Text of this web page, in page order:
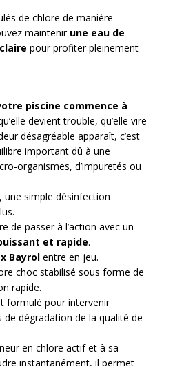
de chlore de manière
maintenir une eau de
pour profiter pleinement
piscine commence à
devient trouble, qu’elle vire
désagréable apparaît, c’est
important dû à une
organismes, d’impuretés ou
une simple désinfection
de passer à l’action avec un
et rapide.
Bayrolentre en jeu.
choc stabilisé sous forme de
rapide.
formulé pour intervenir
dégradation de la qualité de
en chlore actif et à sa
instantanément, il permet